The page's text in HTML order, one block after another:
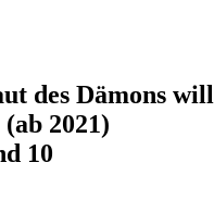
des Dämons
2021)
10